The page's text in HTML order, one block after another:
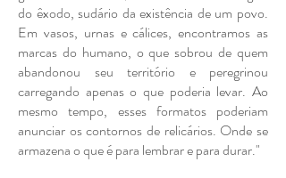
do êxodo, sudário da existência de um povo.
Em vasos, urnas e cálices, encontramos as
marcas do humano, o que sobrou de quem
abandonou seu território e peregrinou
carregando apenas o que poderia levar. Ao
mesmo tempo, esses formatos poderiam
anunciar os contornos de relicários. Onde se
armazena o que é para lembrar e para durar.​"